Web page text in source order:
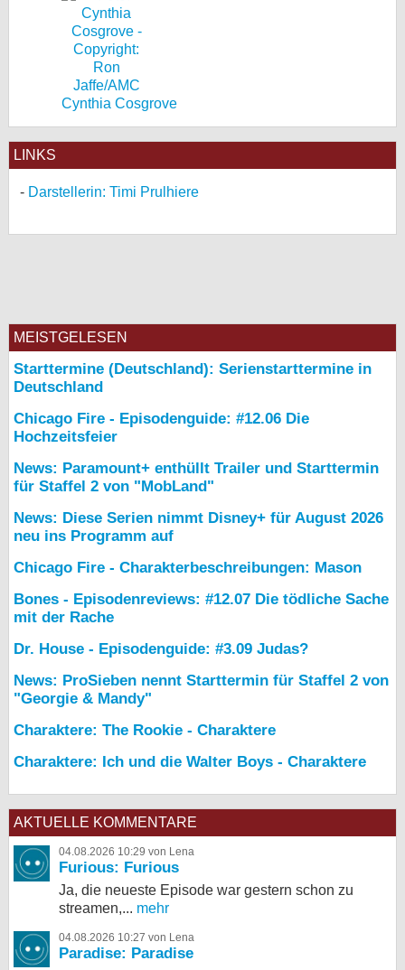
Cynthia Cosgrove
LINKS
Darstellerin: Timi Prulhiere
MEISTGELESEN
Starttermine (Deutschland): Serienstarttermine in
Deutschland
Chicago Fire - Episodenguide: #12.06 Die
Hochzeitsfeier
News: Paramount+ enthüllt Trailer und Starttermin
für Staffel 2 von "MobLand"
News: Diese Serien nimmt Disney+ für August 2026
neu ins Programm auf
Chicago Fire - Charakterbeschreibungen: Mason
Bones - Episodenreviews: #12.07 Die tödliche Sache
mit der Rache
Dr. House - Episodenguide: #3.09 Judas?
News: ProSieben nennt Starttermin für Staffel 2 von
"Georgie & Mandy"
Charaktere: The Rookie - Charaktere
Charaktere: Ich und die Walter Boys - Charaktere
AKTUELLE KOMMENTARE
04.08.2026 10:29 von Lena
Furious: Furious
Ja, die neueste Episode war gestern schon zu
streamen,... mehr
04.08.2026 10:27 von Lena
Paradise: Paradise